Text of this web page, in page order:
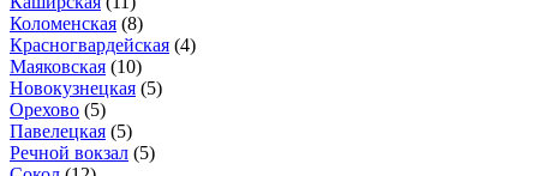
Коломенская (8)
Красногвардейская (4)
Маяковская (10)
Новокузнецкая (5)
Орехово (5)
Павелецкая (5)
Речной вокзал (5)